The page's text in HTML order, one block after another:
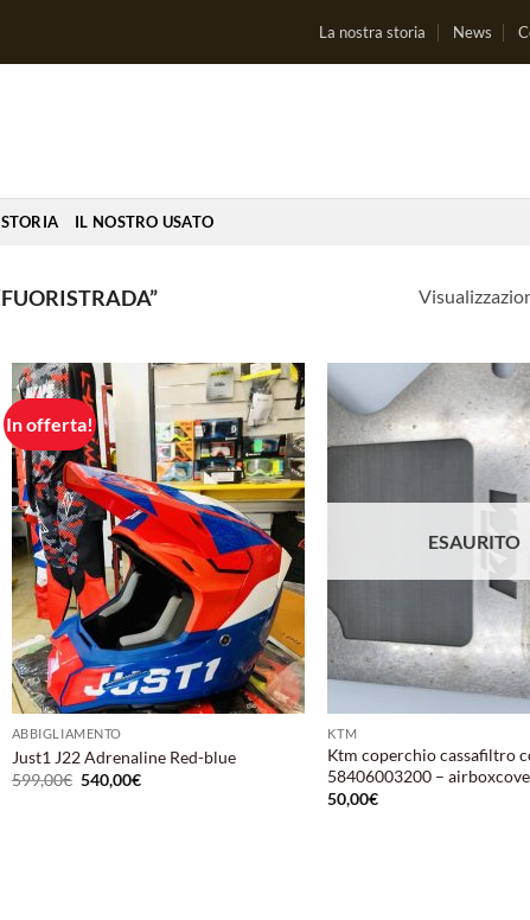
La nostra storia News
IL NOSTRO USATO
In offerta!
Aggiungi
alla lista
dei
desideri
ABBIGLIAMENTO
Just1 J22 Adrenaline Red-blue
599,00€ Il
prezzo
540,00€Il
ESAURITO
KTM
Ktm coperchio cassafiltro
58406003200 –
50,00€